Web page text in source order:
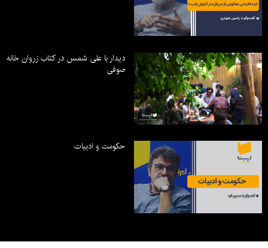
دیدار با علی شمس در کتاب زروان خانه
صوفی
حکومت و ادبیات